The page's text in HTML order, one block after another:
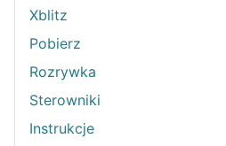
Xblitz
Pobierz
Rozrywka
Sterowniki
Instrukcje